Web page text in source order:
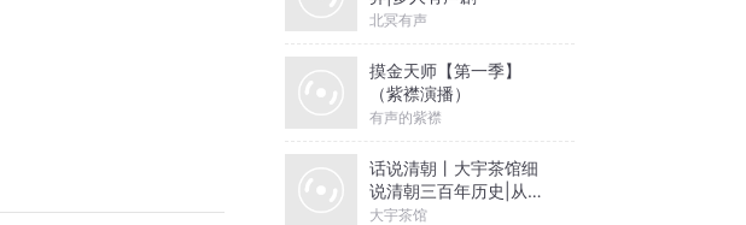
北冥有声
摸金天师【第一季】
（紫襟演播）
有声的紫襟
话说清朝丨大宇茶馆细
说清朝三百年历史|从努
尔哈赤到末代皇帝溥仪|
大宇茶馆